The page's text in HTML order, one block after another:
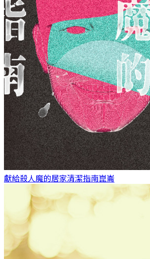
獻給殺人魔的居家清潔指南崑崙